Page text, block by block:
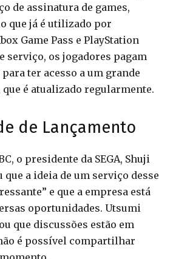
de assinatura de games,
que já é utilizado por
Game Pass e PlayStation
serviço, os jogadores pagam
ter acesso a um grande
que é atualizado regularmente.
de Lançamento
o presidente da SEGA, Shuji
a ideia de um serviço desse
e que a empresa está
oportunidades. Utsumi
que discussões estão em
é possível compartilhar